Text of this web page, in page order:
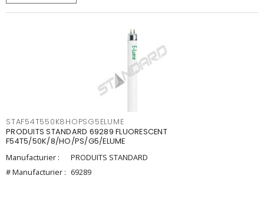
STAF54T550K8HOPSG5ELUME
PRODUITS STANDARD 69289 FLUORESCENT
F54T5/50K/8/HO/PS/G5/ELUME
Manufacturier :
PRODUITS STANDARD
# Manufacturier : 69289